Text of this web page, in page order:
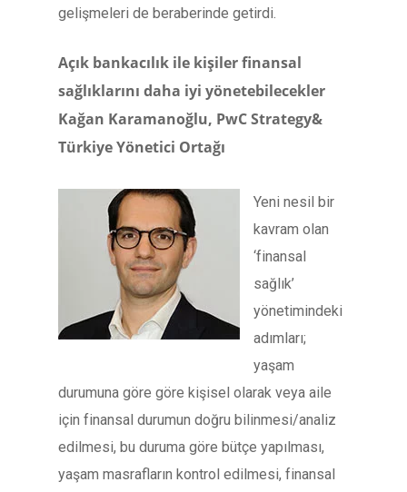
gelişmeleri de beraberinde getirdi.
Açık bankacılık ile kişiler finansal
sağlıklarını daha iyi yönetebilecekler
Kağan Karamanoğlu, PwC Strategy&
Türkiye Yönetici Ortağı
Yeni nesil bir
kavram olan
‘finansal
sağlık’
yönetimindeki
adımları;
yaşam
durumuna göre göre kişisel olarak veya aile
için finansal durumun doğru bilinmesi/analiz
edilmesi, bu duruma göre bütçe yapılması,
yaşam masrafların kontrol edilmesi, finansal